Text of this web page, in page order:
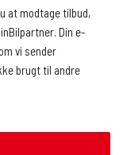
at modtage tilbud,
til andre